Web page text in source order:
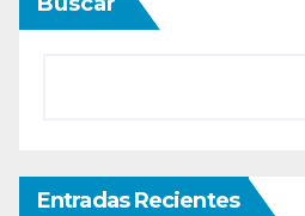
Entradas Recientes